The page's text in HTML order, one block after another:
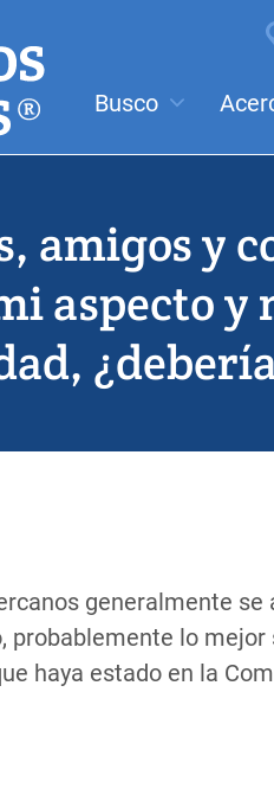
habituales:
Mega
Busco
amigos y
aspecto y
generalmente
probablemente lo
haya estado en la